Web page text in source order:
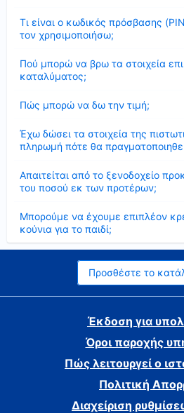
Τι είναι ο κωδικός πρόσβασης
τον χρησιμοποιήσω;
Πού μπορώ να βρω τα στοιχεία
καταλύματος;
Πώς μπορώ να δω την τιμή;
Έχω δώσει τα στοιχεία της
πληρωμή πότε θα
Απαιτείται από το ξενοδοχείο
του ποσού εκ των προτέρων;
Μπορούμε να έχουμε επιπλέον
κούνια για το παιδί;
Προσθέστε το
Έκδοση για
Όροι παροχής
Πώς λειτουργεί ο
Πολιτική
Διαχείριση